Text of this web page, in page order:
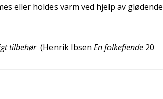
eller holdes varm ved hjelp av glødende
tilbehør (Henrik Ibsen En folkefiende 20